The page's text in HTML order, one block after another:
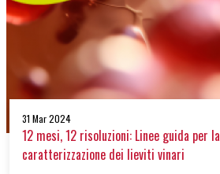
31 Mar 2024
12 mesi, 12 risoluzioni: Linee guida per la
caratterizzazione dei lieviti vinari